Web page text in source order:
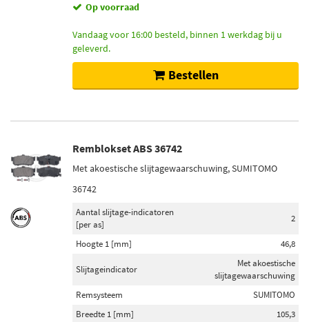
Op voorraad
Vandaag voor 16:00 besteld, binnen 1 werkdag bij u
geleverd.
Bestellen
Remblokset ABS 36742
Met akoestische slijtagewaarschuwing, SUMITOMO
36742
Aantal slijtage-indicatoren
[per as]
2
Hoogte 1 [mm] 46,8
Slijtageindicator
Met akoestische
slijtagewaarschuwing
Remsysteem
SUMITOMO
Breedte 1 [mm]
105,3